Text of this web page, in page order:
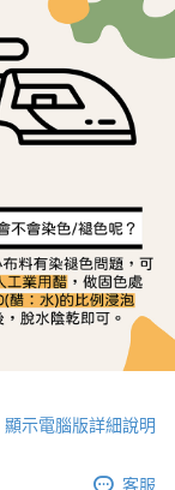
顯示電腦版詳細說明
客服